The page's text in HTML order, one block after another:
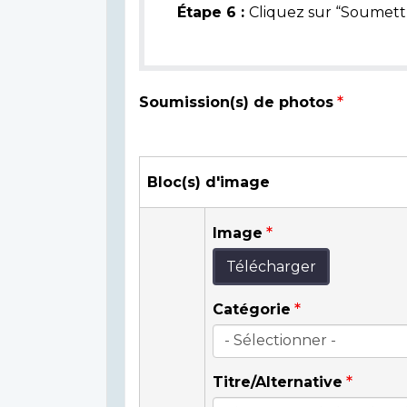
Étape 6 : Cliquez sur
Soumission(s) de photos
Bloc(s) d'image
Image
Télécharger
Catégorie
Titre/Alternative